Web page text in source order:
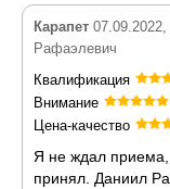
Карапет
Рафаэлевич
Квалификация
Внимание
Цена-качество
Я не ждал приема,
принял. Даниил